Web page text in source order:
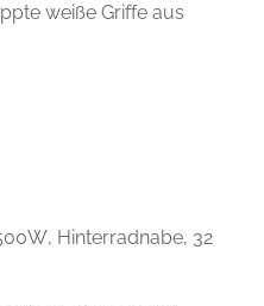
weiße Griffe aus
Hinterradnabe, 32